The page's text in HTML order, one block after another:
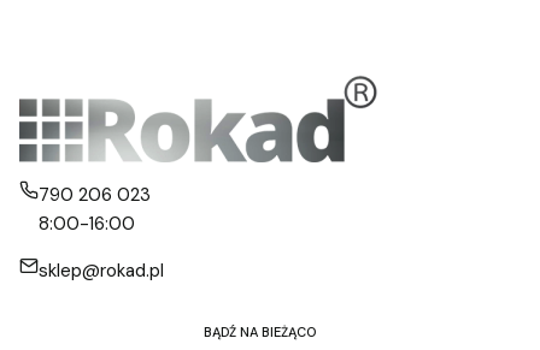
790 206 023
8:00-16:00
sklep@rokad.pl
BĄDŹ NA BIEŻĄCO